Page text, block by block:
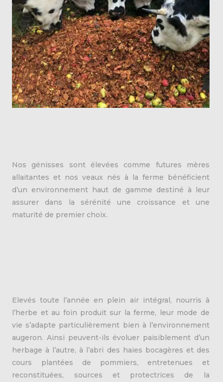
Nos génisses sont élevées comme futures mères
allaitantes et nos veaux nés à la ferme bénéficient
d’un environnement haut de gamme destiné à leur
assurer dans la sérénité une croissance et une
maturité de premier choix.
Elevés toute l’année en plein air intégral, nourris à
l’herbe et au foin produit sur la ferme, leur mode de
vie s’adapte particulièrement bien à l’environnement
augeron. Ainsi peuvent-ils évoluer paisiblement d’un
herbage à l’autre, à l’abri des haies bocagères et des
cours plantées de pommiers, entretenues et
reconstituées, sources et protectrices de la